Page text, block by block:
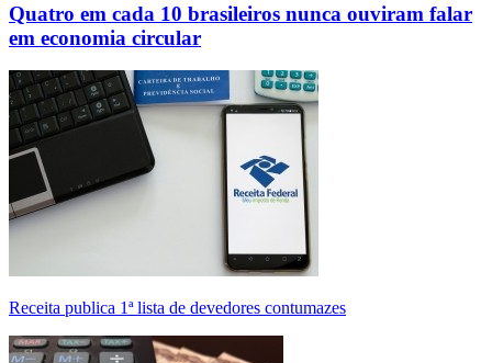
Quatro em cada 10 brasileiros nunca ouviram falar
em economia circular
Receita publica 1ª lista de devedores contumazes